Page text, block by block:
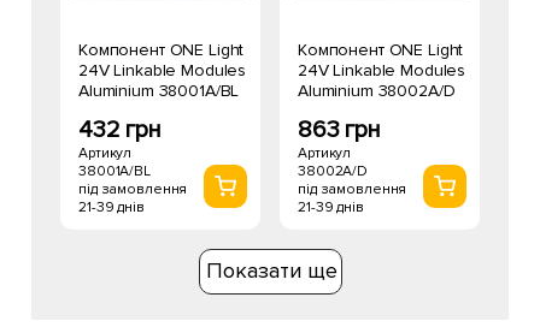
Компонент ONE Light
24V Linkable Modules
Aluminium 38001A/BL
432 грн
Артикул
38001A/BL
під замовлення
21-39 днів
Компонент ONE Light
24V Linkable Modules
Aluminium 38002A/D
863 грн
Артикул
38002A/D
під замовлення
21-39 днів
Показати ще